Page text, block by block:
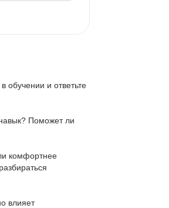
обучении и ответьте
Поможет ли
комфортнее
влияет